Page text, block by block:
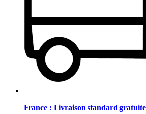
France : Livraison standard gratuite